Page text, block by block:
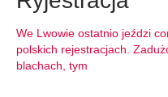
We Lwowie ostatnio jeździ
polskich rejestracjach.
blachach, tym